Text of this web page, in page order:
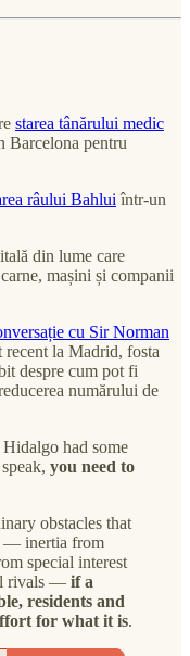
starea tânărului medic
Barcelona pentru
râului Bahlui într-un
din lume care
mașini și companii
cu Sir Norman
la Madrid, fosta
despre cum pot fi
numărului de
had some
you need to
obstacles that
— inertia from
special interest
rivals — if a
residents and
for what it is.